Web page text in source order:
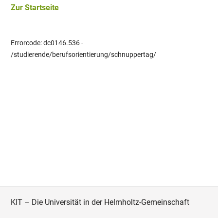
Zur Startseite
Errorcode: dc0146.536 -
/studierende/berufsorientierung/schnuppertag/
KIT – Die Universität in der Helmholtz-Gemeinschaft